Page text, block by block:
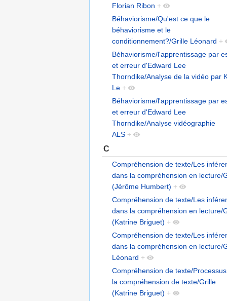
Florian Ribon +
Béhaviorisme/Qu'est ce que le
béhaviorisme et le
conditionnement?/Grille Léonard +
Béhaviorisme/l'apprentissage par
et erreur d'Edward Lee
Thorndike/Analyse de la vidéo par
Le +
Béhaviorisme/l'apprentissage par
et erreur d'Edward Lee
Thorndike/Analyse vidéographie
ALS +
C
Compréhension de texte/Les
dans la compréhension en lecture/
(Jérôme Humbert) +
Compréhension de texte/Les
dans la compréhension en lecture/
(Katrine Briguet) +
Compréhension de texte/Les
dans la compréhension en lecture/
Léonard +
Compréhension de texte/
la compréhension de texte/Grille
(Katrine Briguet) +